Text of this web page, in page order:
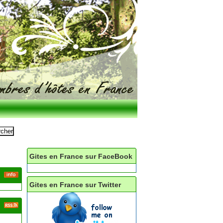
Gites en France sur FaceBook
Gites en France sur Twitter